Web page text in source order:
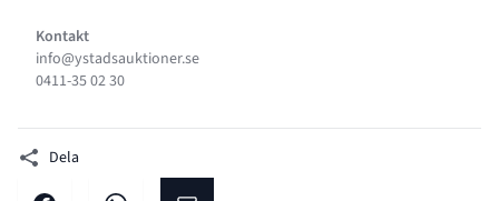
Kontakt
info@ystadsauktioner.se
0411-35 02 30
Dela